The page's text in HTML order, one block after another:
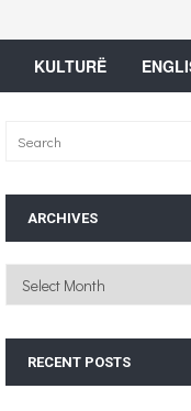
KULTURË
ARCHIVES
Archives
RECENT POSTS